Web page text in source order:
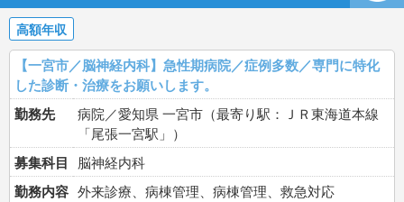
高額年収
【一宮市／脳神経内科】急性期病院／症例多数／専門に特化
した診断・治療をお願いします。
勤務先
病院／愛知県 一宮市（最寄り駅：ＪＲ東海道本線
「尾張一宮駅」）
募集科目 脳神経内科
勤務内容 外来診療、病棟管理、病棟管理、救急対応